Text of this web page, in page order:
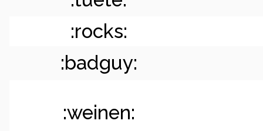
:rocks:
:badguy:
:weinen: